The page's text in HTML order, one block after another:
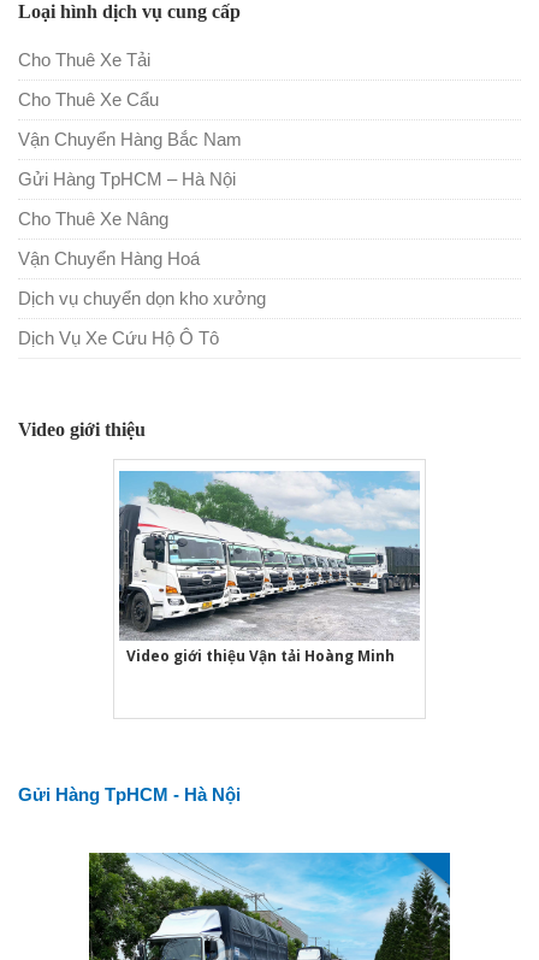
Loại hình dịch vụ cung cấp
Cho Thuê Xe Tải
Cho Thuê Xe Cẩu
Vận Chuyển Hàng Bắc Nam
Gửi Hàng TpHCM – Hà Nội
Cho Thuê Xe Nâng
Vận Chuyển Hàng Hoá
Dịch vụ chuyển dọn kho xưởng
Dịch Vụ Xe Cứu Hộ Ô Tô
Video giới thiệu
Video giới thiệu Vận tải Hoàng Minh
Gửi Hàng TpHCM - Hà Nội